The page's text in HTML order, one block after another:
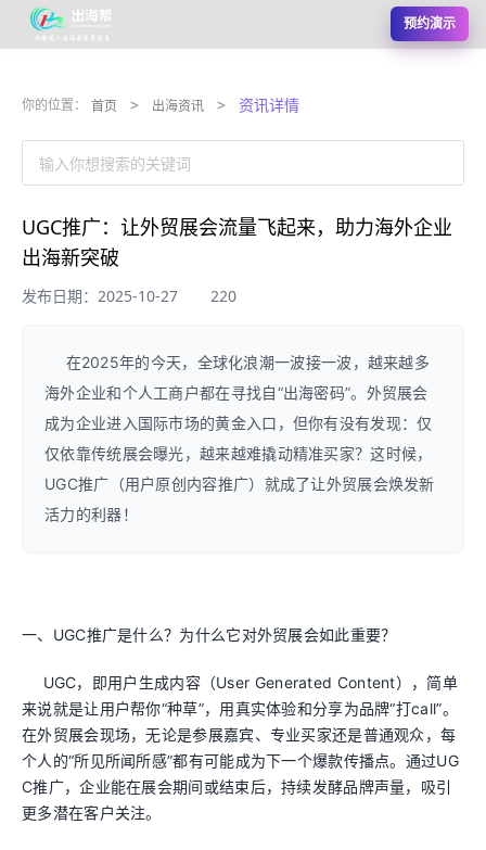
预约演示
你的位置： 首页 > 出海资讯 > 资讯详情
输入你想搜索的关键词
UGC推广：让外贸展会流量飞起来，助力海外企业
出海新突破
发布日期：2025-10-27 220
在2025年的今天，全球化浪潮一波接一波，越来越多
海外企业和个人工商户都在寻找自“出海密码”。外贸展会
成为企业进入国际市场的黄金入口，但你有没有发现：仅
仅依靠传统展会曝光，越来越难撬动精准买家？这时候，
UGC推广（用户原创内容推广）就成了让外贸展会焕发新
活力的利器！
一、UGC推广是什么？为什么它对外贸展会如此重要？
UGC，即用户生成内容（User Generated Content），简单
来说就是让用户帮你“种草”，用真实体验和分享为品牌“打call”。
在外贸展会现场，无论是参展嘉宾、专业买家还是普通观众，每
个人的“所见所闻所感”都有可能成为下一个爆款传播点。通过UG
C推广，企业能在展会期间或结束后，持续发酵品牌声量，吸引
更多潜在客户关注。